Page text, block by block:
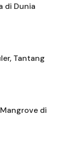
di Dunia
Tantang
di